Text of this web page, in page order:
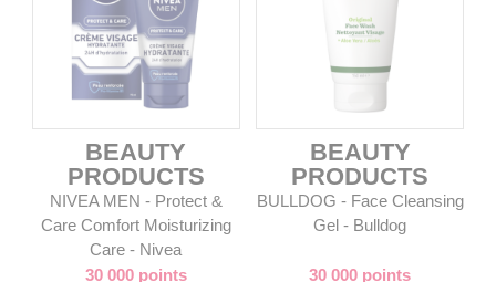
BEAUTY
PRODUCTS
NIVEA MEN - Protect &
Care Comfort Moisturizing
Care - Nivea
30 000 points
BEAUTY
PRODUCTS
BULLDOG - Face Cleansing
Gel - Bulldog
30 000 points